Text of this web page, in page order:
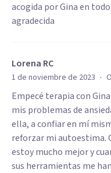
acogida por Gina en
agradecida
Lorena RC
1 de noviembre de 2023 ·
Empecé terapia con
mis problemas de
ella, a confiar en mí
reforzar mi autoestima.
estoy mucho mejor y
sus herramientas me